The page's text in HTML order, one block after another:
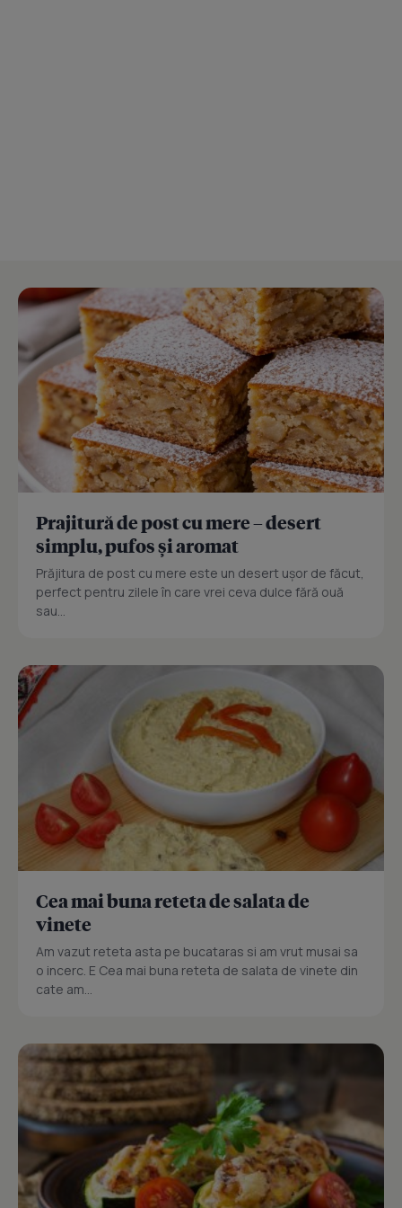
Prajitură de post cu mere – desert
simplu, pufos și aromat
Prăjitura de post cu mere este un desert ușor de făcut,
perfect pentru zilele în care vrei ceva dulce fără ouă
sau...
Cea mai buna reteta de salata de
vinete
Am vazut reteta asta pe bucataras si am vrut musai sa
o incerc. E Cea mai buna reteta de salata de vinete din
cate am...